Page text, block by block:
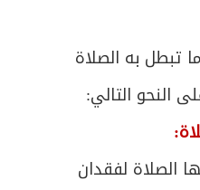
تبطل به الصلاة
النحو التالي:
الصلاة لفقدان
دفع الخمس
المستحق
الدفع للمستحق